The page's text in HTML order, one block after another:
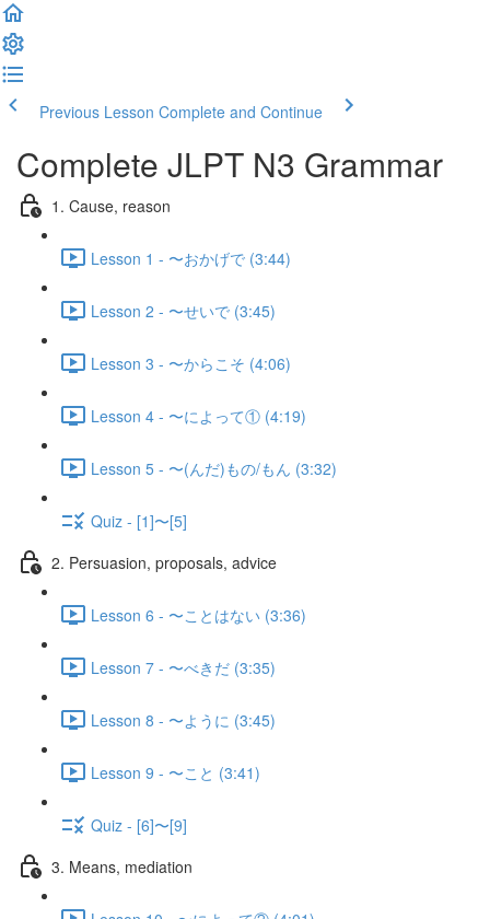
Previous Lesson Complete and Continue
Complete JLPT N3 Grammar
1. Cause, reason
Lesson 1 - 〜おかげで (3:44)
Lesson 2 - 〜せいで (3:45)
Lesson 3 - 〜からこそ (4:06)
Lesson 4 - 〜によって① (4:19)
Lesson 5 - 〜(んだ)もの/もん (3:32)
Quiz - [1]〜[5]
2. Persuasion, proposals, advice
Lesson 6 - 〜ことはない (3:36)
Lesson 7 - 〜べきだ (3:35)
Lesson 8 - 〜ように (3:45)
Lesson 9 - 〜こと (3:41)
Quiz - [6]〜[9]
3. Means, mediation